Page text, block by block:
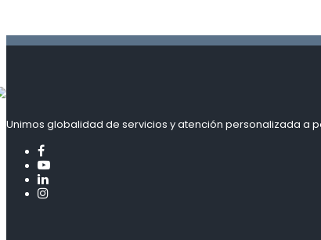
Unimos globalidad de servicios y atención personalizada a